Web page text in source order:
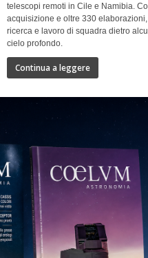
telescopi remoti in Cile e Namibia.
acquisizione e oltre 330
ricerca e lavoro di squadra dietro
cielo profondo.
Continua a leggere